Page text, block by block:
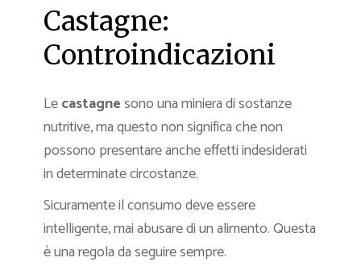
Castagne:
Controindicazioni
Lecastagnesono una miniera di sostanze
nutritive, ma questo non significa che non
possono presentare anche effetti indesiderati
in determinate circostanze.
Sicuramente il consumo deve essere
intelligente, mai abusare di un alimento. Questa
è una regola da seguire sempre.